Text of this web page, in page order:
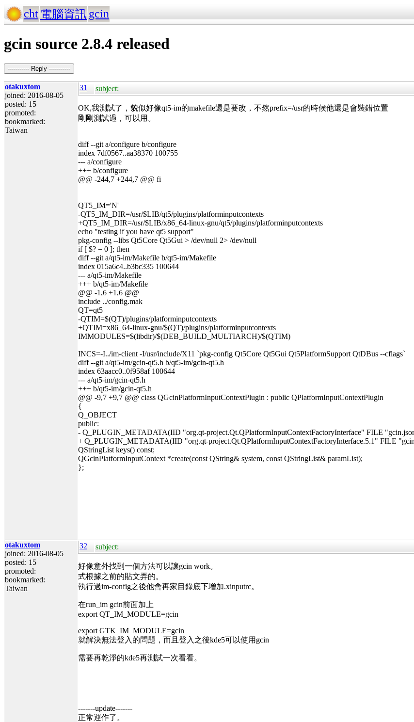
cht 電腦資訊 gcin
gcin source 2.8.4 released
----------- Reply -----------
otakuxtom
joined: 2016-08-05
posted: 15
promoted:
bookmarked:
Taiwan
31 subject:
OK,我測試了，貌似好像qt5-im的makefile還是要改，不然prefix=/usr的時候他還是會裝錯位置
剛剛測試過，可以用。
diff --git a/configure b/configure
index 7df0567..aa38370 100755
--- a/configure
+++ b/configure
@@ -244,7 +244,7 @@ fi
QT5_IM='N'
-QT5_IM_DIR=/usr/$LIB/qt5/plugins/platforminputcontexts
+QT5_IM_DIR=/usr/$LIB/x86_64-linux-gnu/qt5/plugins/platforminputcontexts
echo "testing if you have qt5 support"
pkg-config --libs Qt5Core Qt5Gui > /dev/null 2> /dev/null
if [ $? = 0 ]; then
diff --git a/qt5-im/Makefile b/qt5-im/Makefile
index 015a6c4..b3bc335 100644
--- a/qt5-im/Makefile
+++ b/qt5-im/Makefile
@@ -1,6 +1,6 @@
include ../config.mak
QT=qt5
-QTIM=$(QT)/plugins/platforminputcontexts
+QTIM=x86_64-linux-gnu/$(QT)/plugins/platforminputcontexts
IMMODULES=$(libdir)/$(DEB_BUILD_MULTIARCH)/$(QTIM)
INCS=-I../im-client -I/usr/include/X11 `pkg-config Qt5Core Qt5Gui Qt5PlatformSupport QtDBus --cflags`
diff --git a/qt5-im/gcin-qt5.h b/qt5-im/gcin-qt5.h
index 63aacc0..0f958af 100644
--- a/qt5-im/gcin-qt5.h
+++ b/qt5-im/gcin-qt5.h
@@ -9,7 +9,7 @@ class QGcinPlatformInputContextPlugin : public QPlatformInputContextPlugin
{
Q_OBJECT
public:
- Q_PLUGIN_METADATA(IID "org.qt-project.Qt.QPlatformInputContextFactoryInterface" FILE
+ Q_PLUGIN_METADATA(IID "org.qt-project.Qt.QPlatformInputContextFactoryInterface.5.1" FILE
QStringList keys() const;
QGcinPlatformInputContext *create(const QString& system, const QStringList& paramList);
};
otakuxtom
joined: 2016-08-05
posted: 15
promoted:
bookmarked:
Taiwan
32 subject:
好像意外找到一個方法可以讓gcin work。
式根據之前的貼文弄的。
執行過im-config之後他會再家目錄底下增加.xinputrc。
在run_im gcin前面加上
export QT_IM_MODULE=gcin
export GTK_IM_MODULE=gcin
就解決無法登入的問題，而且登入之後kde5可以使用gcin
需要再乾淨的kde5再測試一次看看。
-------update-------
正常運作了。